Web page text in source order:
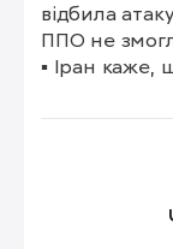
відбила
ППО не
▪️ Іран каже,